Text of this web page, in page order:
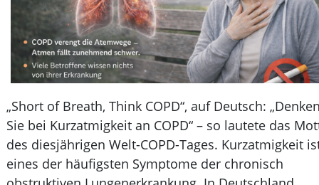
entsorgt?
„Short of Breath, Think COPD“, auf Deutsch:
Sie bei Kurzatmigkeit an COPD“ – so lautete das
des diesjährigen Welt-COPD-Tages. Kurzatmigkeit
eines der häufigsten Symptome der chronisch